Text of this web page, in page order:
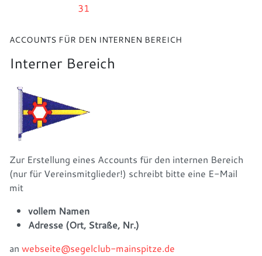
31
ACCOUNTS FÜR DEN INTERNEN BEREICH
Interner Bereich
Zur Erstellung eines Accounts für den internen Bereich
(nur für Vereinsmitglieder!) schreibt bitte eine E-Mail
mit
vollem Namen
Adresse (Ort, Straße, Nr.)
an webseite@segelclub-mainspitze.de